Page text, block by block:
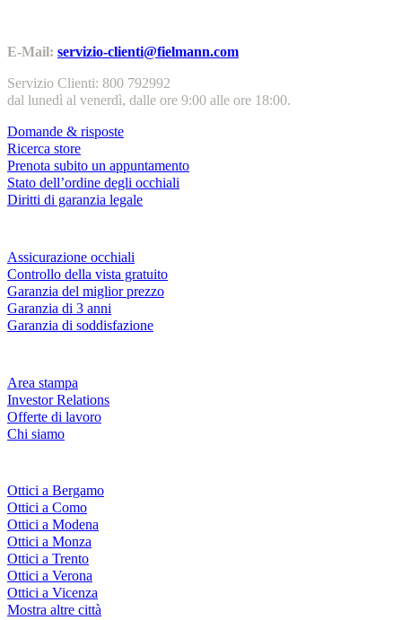
E-Mail: servizio-clienti@fielmann.com
Servizio Clienti: 800 792992
dal lunedì al venerdì, dalle ore 9:00 alle ore 18:00.
Domande & risposte
Ricerca store
Prenota subito un appuntamento
Stato dell’ordine degli occhiali
Diritti di garanzia legale
Assicurazione occhiali
Controllo della vista gratuito
Garanzia del miglior prezzo
Garanzia di 3 anni
Garanzia di soddisfazione
Area stampa
Investor Relations
Offerte di lavoro
Chi siamo
Ottici a Bergamo
Ottici a Como
Ottici a Modena
Ottici a Monza
Ottici a Trento
Ottici a Verona
Ottici a Vicenza
Mostra altre città